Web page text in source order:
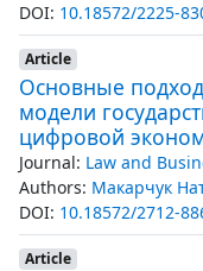
DOI: 10.18572/2225-
Article
Основные
модели
цифровой
Journal: Law and
Authors: Макарчук
DOI: 10.18572/2712-
Article